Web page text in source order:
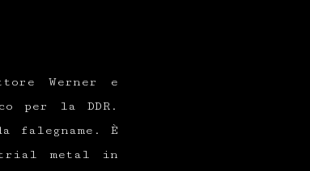
Werner e
per la DDR.
falegname. È
metal in